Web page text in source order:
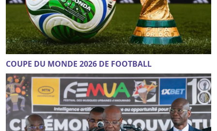
COUPE DU MONDE 2026 DE FOOTBALL